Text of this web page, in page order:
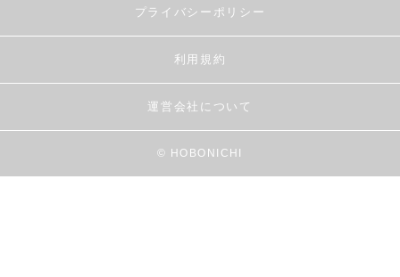
プライバシーポリシー
利用規約
運営会社について
© HOBONICHI